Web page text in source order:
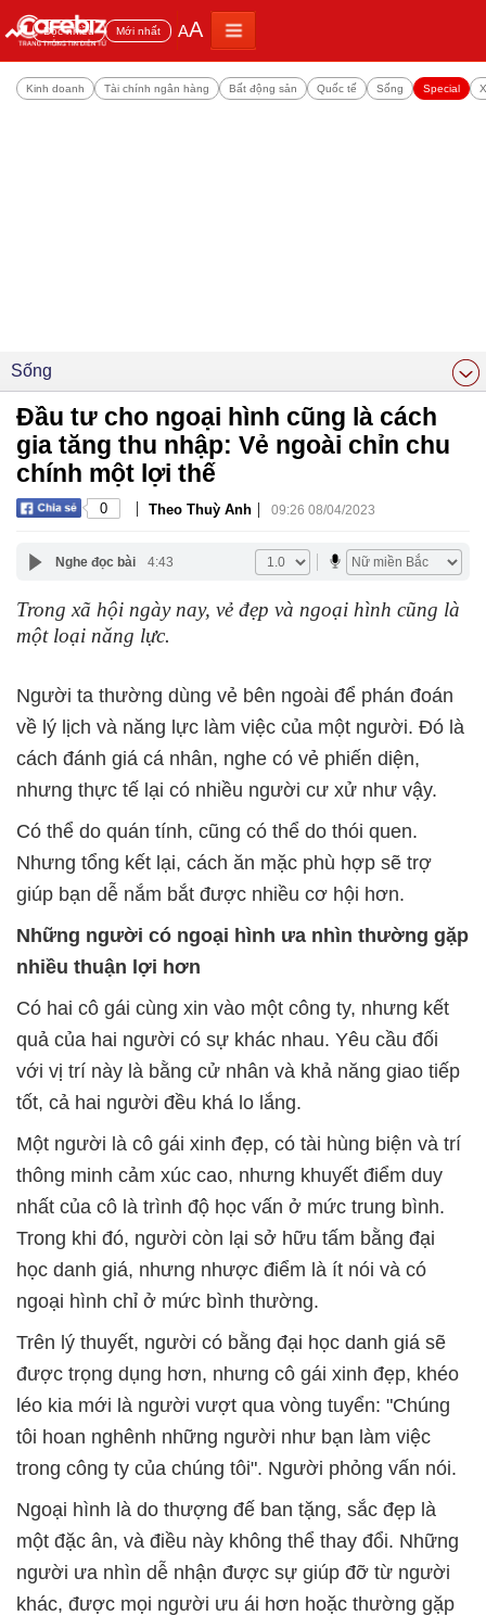
Đọc nhiều Mới nhất AA
Kinh doanh Tài chính ngân hàng Bất động sản Quốc tế Sống Special
Sống
Đầu tư cho ngoại hình cũng là cách
gia tăng thu nhập: Vẻ ngoài chỉn chu
chính một lợi thế
0 | Theo Thuỳ Anh | 09:26 08/04/2023
Nghe đọc bài 4:43
Trong xã hội ngày nay, vẻ đẹp và ngoại hình cũng là
một loại năng lực.
Người ta thường dùng vẻ bên ngoài để phán đoán
về lý lịch và năng lực làm việc của một người. Đó là
cách đánh giá cá nhân, nghe có vẻ phiến diện,
nhưng thực tế lại có nhiều người cư xử như vậy.
Có thể do quán tính, cũng có thể do thói quen.
Nhưng tổng kết lại, cách ăn mặc phù hợp sẽ trợ
giúp bạn dễ nắm bắt được nhiều cơ hội hơn.
Những người có ngoại hình ưa nhìn thường gặp
nhiều thuận lợi hơn
Có hai cô gái cùng xin vào một công ty, nhưng kết
quả của hai người có sự khác nhau. Yêu cầu đối
với vị trí này là bằng cử nhân và khả năng giao tiếp
tốt, cả hai người đều khá lo lắng.
Một người là cô gái xinh đẹp, có tài hùng biện và trí
thông minh cảm xúc cao, nhưng khuyết điểm duy
nhất của cô là trình độ học vấn ở mức trung bình.
Trong khi đó, người còn lại sở hữu tấm bằng đại
học danh giá, nhưng nhược điểm là ít nói và có
ngoại hình chỉ ở mức bình thường.
Trên lý thuyết, người có bằng đại học danh giá sẽ
được trọng dụng hơn, nhưng cô gái xinh đẹp, khéo
léo kia mới là người vượt qua vòng tuyển: "Chúng
tôi hoan nghênh những người như bạn làm việc
trong công ty của chúng tôi". Người phỏng vấn nói.
Ngoại hình là do thượng đế ban tặng, sắc đẹp là
một đặc ân, và điều này không thể thay đổi. Những
người ưa nhìn dễ nhận được sự giúp đỡ từ người
khác, được mọi người ưu ái hơn hoặc thường gặp